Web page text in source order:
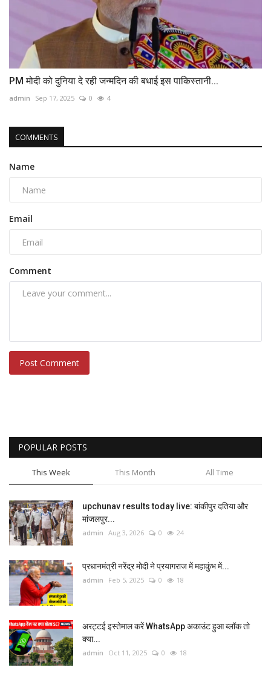
PM मोदी को दुनिया दे रही जन्मदिन की बधाई इस पाकिस्तानी...
admin Sep 17, 2025 0 4
COMMENTS
Name
Email
Comment
Post Comment
POPULAR POSTS
This Week This Month All Time
upchunav results today live: बांकीपुर दतिया और
मांजलपुर...
admin Aug 3, 2026 0 24
प्रधानमंत्री नरेंद्र मोदी ने प्रयागराज में महाकुंभ में...
admin Feb 5, 2025 0 18
अरट्टई इस्तेमाल करें WhatsApp अकाउंट हुआ ब्लॉक तो
क्या...
admin Oct 11, 2025 0 18